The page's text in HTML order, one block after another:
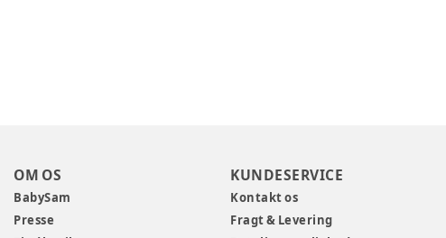
OM OS
BabySam
Presse
KUNDESERVICE
Kontakt os
Fragt & Levering